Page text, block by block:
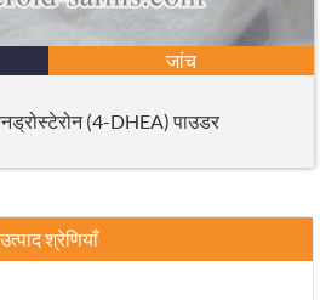
जांच
(4-DHEA) पाउडर
उत्पाद श्रेणियाँ